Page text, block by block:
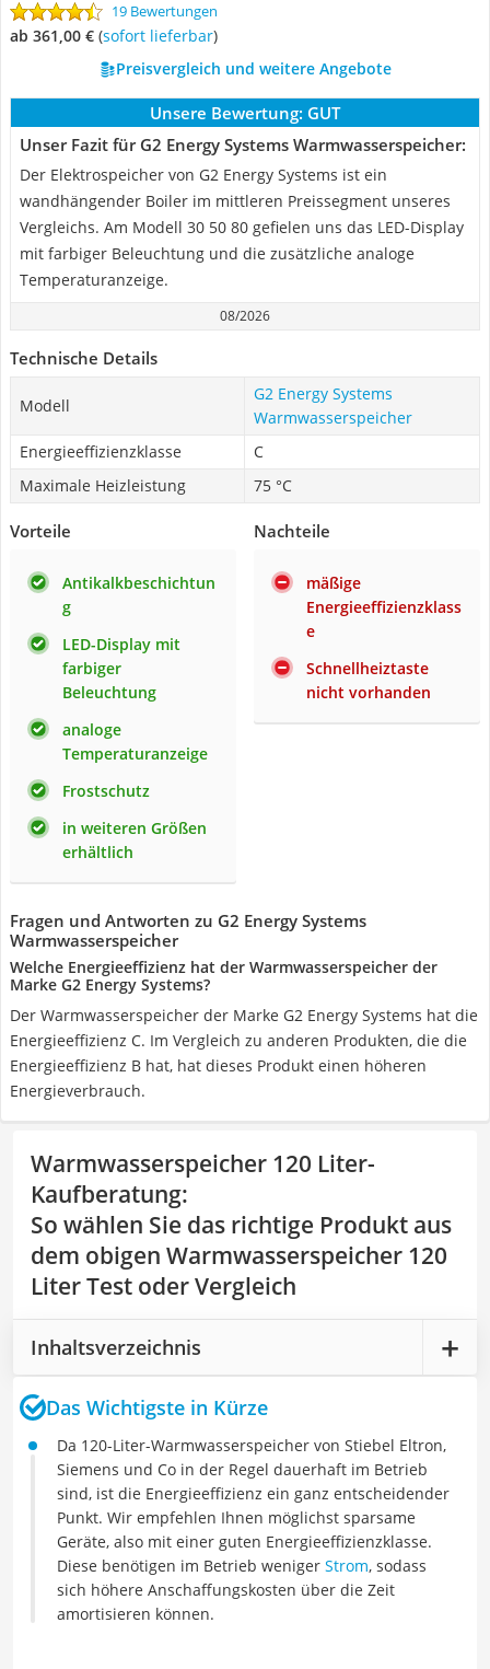
19 Bewertungen
ab 361,00 € ( Sofort lieferbar)
Preisvergleich und weitere Angebote
Unsere Bewertung: GUT
Unser Fazit für G2 Energy Systems Warmwasserspeicher:
Der Elektrospeicher von G2 Energy Systems ist ein
wandhängender Boiler im mittleren Preissegment unseres
Vergleichs. Am Modell 30 50 80 gefielen uns das LED-Display
mit farbiger Beleuchtung und die zusätzliche analoge
Temperaturanzeige.
08/2026
Technische Details
Modell
G2 Energy Systems
Warmwasserspeicher
Energieeffizienzklasse
C
Maximale Heizleistung
75 °C
Vorteile
Antikalkbeschichtun
g
LED-Display mit
farbiger
Beleuchtung
analoge
Temperaturanzeige
Frostschutz
in weiteren Größen
erhältlich
Nachteile
mäßige
Energieeffizienzklass
e
Schnellheiztaste
nicht vorhanden
Fragen und Antworten zu G2 Energy Systems
Warmwasserspeicher
Welche Energieeffizienz hat der Warmwasserspeicher der
Marke G2 Energy Systems?
Der Warmwasserspeicher der Marke G2 Energy Systems hat die
Energieeffizienz C. Im Vergleich zu anderen Produkten, die die
Energieeffizienz B hat, hat dieses Produkt einen höheren
Energieverbrauch.
Warmwasserspeicher 120 Liter-
Kaufberatung:
So wählen Sie das richtige Produkt aus
dem obigen Warmwasserspeicher 120
Liter Test oder Vergleich
Inhaltsverzeichnis
Das Wichtigste in Kürze
Da 120-Liter-Warmwasserspeicher von Stiebel Eltron,
Siemens und Co in der Regel dauerhaft im Betrieb
sind, ist die Energieeffizienz ein ganz entscheidender
Punkt. Wir empfehlen Ihnen möglichst sparsame
Geräte, also mit einer guten Energieeffizienzklasse.
Diese benötigen im Betrieb weniger Strom, sodass
sich höhere Anschaffungskosten über die Zeit
amortisieren können.